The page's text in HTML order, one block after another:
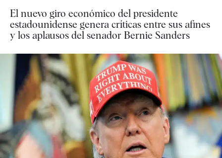
El nuevo giro económico del presidente
estadounidense genera críticas entre sus afines
y los aplausos del senador Bernie Sanders